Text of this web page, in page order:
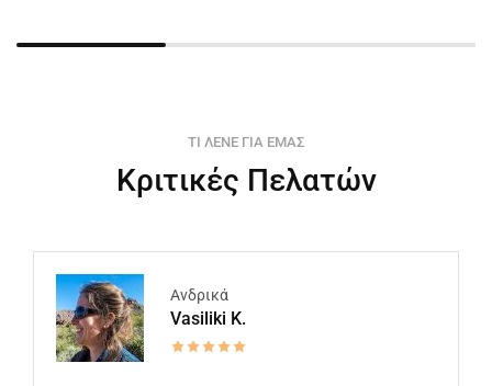
ΤΙ ΛΕΝΕ ΓΙΑ ΕΜΑΣ
Κριτικές Πελατών
Ανδρικά
Vasiliki K.